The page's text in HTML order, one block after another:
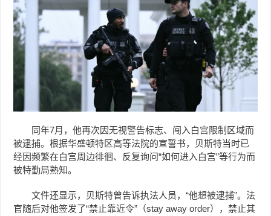
同年7月，他再次因无视警告标志、闯入白宫限制区域而
被逮捕。根据华盛顿特区高等法院的宣誓书，贝斯特当时已
经因频繁在白宫周边徘徊、反复询问“如何进入白宫”等行为而
被特勤局熟知。
文件还显示，贝斯特曾告诉执法人员，“他想被逮捕”。法
官随后对他签发了“禁止靠近令”（stay away order），禁止其